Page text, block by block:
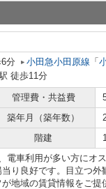
分 小田急小田原線 「
徒歩11分
管理費・共益費
築年月（築年数）
階建
電車利用が多い方にオ
り良好です。目立つ外
地域の賃貸情報をご